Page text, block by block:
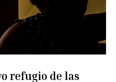
refugio de las